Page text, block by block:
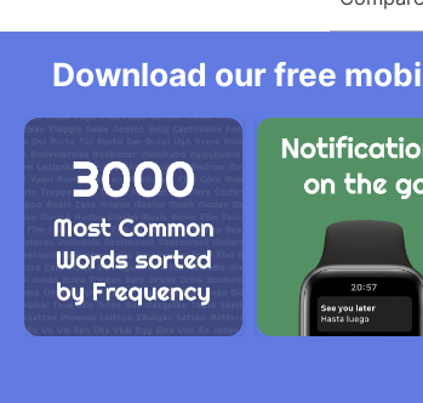
Download our free